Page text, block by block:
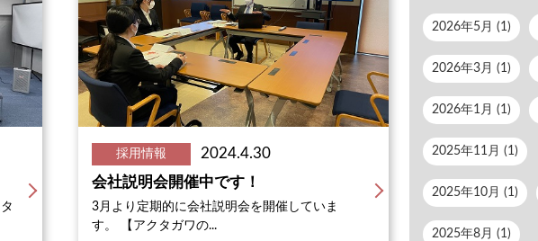
採用情報
2024.4.30
会社説明会開催中です！
3月より定期的に会社説明会を開催していま
す。 【アクタガワの...
2026年5月 (1)
2026年3月 (1)
2026年1月 (1)
2025年11月 (1)
2025年10月 (1)
2025年8月 (1)